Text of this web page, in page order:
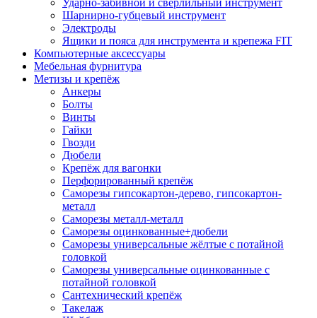
Ударно-забивной и сверлильный инструмент
Шарнирно-губцевый инструмент
Электроды
Ящики и пояса для инструмента и крепежа FIT
Компьютерные аксессуары
Мебельная фурнитура
Метизы и крепёж
Анкеры
Болты
Винты
Гайки
Гвозди
Дюбели
Крепёж для вагонки
Перфорированный крепёж
Саморезы гипсокартон-дерево, гипсокартон-
металл
Саморезы металл-металл
Саморезы оцинкованные+дюбели
Саморезы универсальные жёлтые с потайной
головкой
Саморезы универсальные оцинкованные с
потайной головкой
Сантехнический крепёж
Такелаж